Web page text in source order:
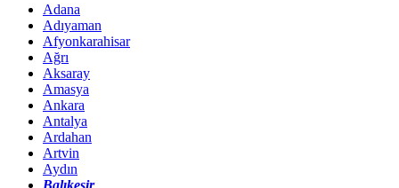
Adana
Adıyaman
Afyonkarahisar
Ağrı
Aksaray
Amasya
Ankara
Antalya
Ardahan
Artvin
Aydın
Balıkesir